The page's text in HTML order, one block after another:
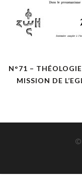
N°71 –
MISSION DE
©